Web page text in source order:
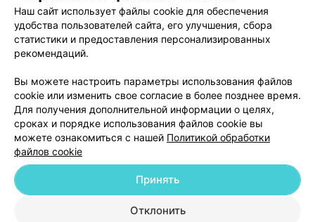
Вакансии
Партнеры
Написать руководителю 103.by
Обработка персональных данных
© 2026 ООО «Артокс Лаб», УНП 191700409
| 220012, Республика Беларусь,
Наш сайт использует файлы cookie для обеспечения
удобства пользователей сайта, его улучшения, сбора
статистики и предоставления персонализированных
рекомендаций.
Вы можете настроить параметры использования файлов
cookie или изменить свое согласие в более позднее время.
Для получения дополнительной информации о целях,
сроках и порядке использования файлов cookie вы
можете ознакомиться с нашей Политикой обработки
файлов cookie
Отклонить
Принять